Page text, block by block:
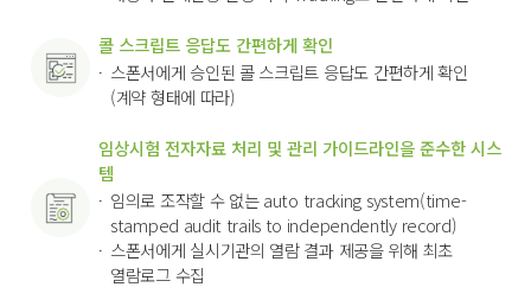
콜 스크립트 응답도 간편하게 확인
스폰서에게 승인된 콜 스크립트 응답도 간편하게 확인
(계약 형태에 따라)
임상시험 전자자료 처리 및 관리 가이드라인을 준수한 시스
템
임의로 조작할 수 없는 auto tracking system(time-
stamped audit trails to independently record)
스폰서에게 실시기관의 열람 결과 제공을 위해 최초
열람로그 수집